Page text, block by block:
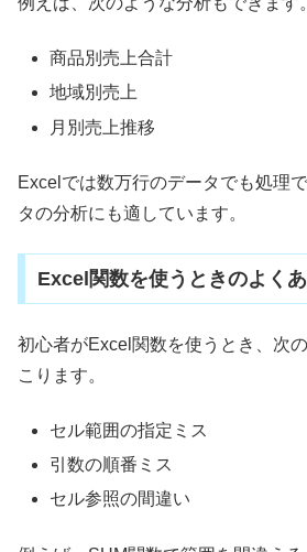
商品別売上合計
地域別売上
月別売上推移
Excelでは数万行のデータでも処理
タの分析にも適しています。
Excel関数を使うときのよく
初心者がExcel関数を使うとき、次
こります。
セル範囲の指定ミス
引数の順番ミス
セル参照の間違い